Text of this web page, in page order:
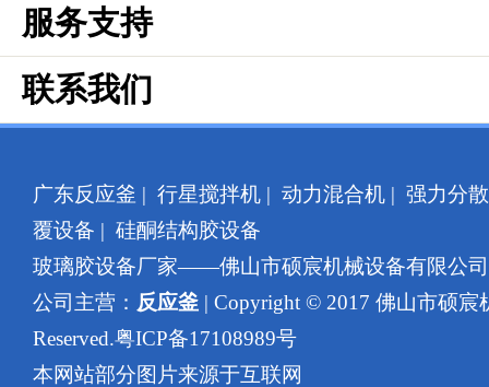
服务支持
联系我们
广东反应釜 | 行星搅拌机 | 动力混合机 | 强力分
覆设备 | 硅酮结构胶设备
玻璃胶设备厂家——佛山市硕宸机械设备有限公
公司主营： 反应釜 | Copyright © 2017 佛山市硕
Reserved.粤ICP备17108989号
本网站部分图片来源于互联网